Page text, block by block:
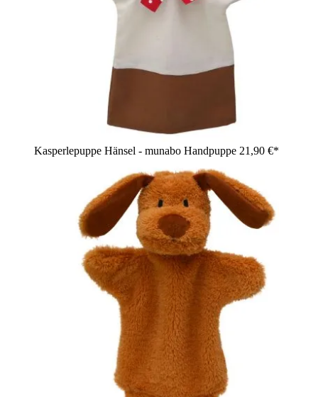
Kasperlepuppe Hänsel - munabo Handpuppe 21,90 €*